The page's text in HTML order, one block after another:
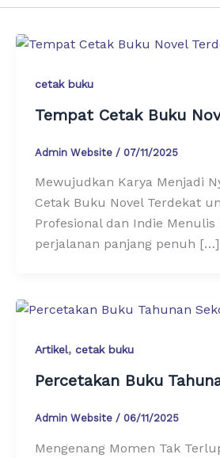
cetak buku
Tempat Cetak Buku
Admin Website / 07/11/2025
Mewujudkan Karya Menjadi
Cetak Buku Novel Terdekat
Profesional dan Indie Menulis
perjalanan panjang penuh […]
Artikel, cetak buku
Percetakan Buku
Admin Website / 06/11/2025
Mengenang Momen Tak